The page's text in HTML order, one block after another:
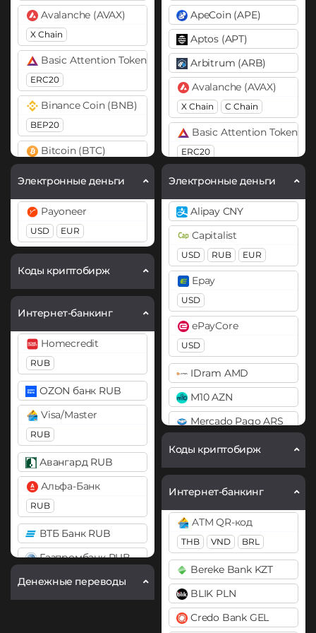
Avalanche (AVAX)
X Chain
Basic Attention Token (BAT)
ERC20
Binance Coin (BNB)
BEP20
Bitcoin (BTC)
Bitcoin Cash (BCH)
Cardano (ADA)
Chainlink (LINK)
Cosmos (ATOM)
DASH
Decentraland (MANA)
Dogecoin (DOGE)
DOGE
Polkadot (DOT)
DOT
Ethereum (ETH)
BEP20 ERC20
OP
ARB
Filecoin (FIL)
FLOKI
Gram (Toncoin)
Электронные деньги
Payoneer
USD EUR
Коды криптобирж
Интернет-банкинг
Homecredit
RUB
OZON банк RUB
Visa/Master
RUB
Авангард RUB
Альфа-Банк
RUB
ВТБ Банк RUB
Газпромбанк RUB
Карта МИР RUB
Денежные переводы
ApeCoin (APE)
Aptos (APT)
Arbitrum (ARB)
Avalanche (AVAX)
X Chain C Chain
Basic Attention Token
ERC20
Binance Coin (BNB)
BEP20 BEP2
Bitcoin (BTC)
BTC BEP20
OP
ARB AVAXC
Bitcoin Cash (BCH)
Bitcoin SV (BSV)
BitTorrent (BTT)
Cardano (ADA)
Chainlink (LINK)
BEP20 ERC20
Compound (COMP)
Cosmos (ATOM)
Cronos (CRO)
DAI
ERC20
DASH
Decentraland (MANA)
Dogecoin (DOGE)
Электронные деньги
Alipay CNY
Capitalist
USD RUB EUR
Epay
USD
ePayCore
USD
IDram AMD
M10 AZN
Mercado Pago ARS
MoneyGo
Neteller
USD EUR
NixMoney
USD
Payeer
USD EUR
Payoneer
Коды криптобирж
Интернет-банкинг
ATM QR-код
THB VND BRL
Bereke Bank KZT
BLIK PLN
Credo Bank GEL